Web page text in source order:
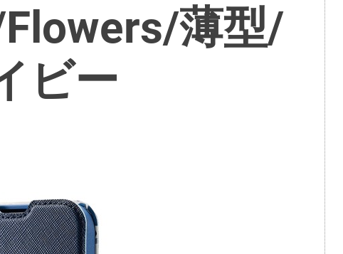
薄型/
ビー